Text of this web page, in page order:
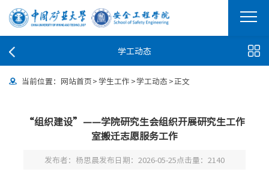
学工动态
当前位置： 网站首页>学生工作 >学工动态 >正文
“组织建设”——学院研究生会组织开展研究生工作
室搬迁志愿服务工作
发布者：杨思晨发布日期：2026-05-25点击量： 2140